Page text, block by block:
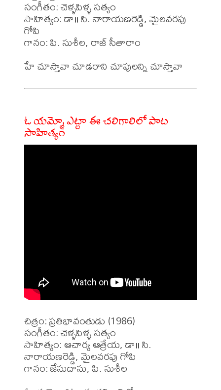
సంగీతం: చెళ్ళపిళ్ళ సత్యం
సాహిత్యం: డా॥ సి. నారాయణరెడ్డి, మైలవరపు
గోపి
గానం: పి. సుశీల, రాజ్ సీతారాం
ఓ యమ్మో ఎట్టా ఈ చలిగాలిలో పాట
సాహిత్యం
చిత్రం: ప్రతిభావంతుడు (1986)
సంగీతం: చెళ్ళపిళ్ళ సత్యం
సాహిత్యం: ఆచార్య ఆత్రేయ, డా॥ సి.
నారాయణరెడ్డి, మైలవరపు గోపి
గానం: జేసుదాసు, పి. సుశీల